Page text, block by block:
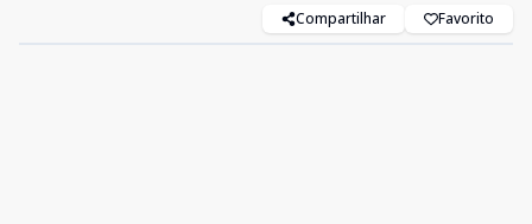
Compartilhar Favorito